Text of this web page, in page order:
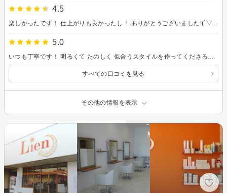
4.5
5.0
すべての口コミを見る
その他の情報を表示